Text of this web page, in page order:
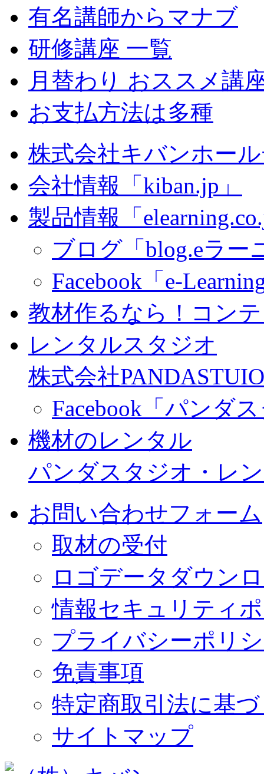
有名講師からマナブ
研修講座 一覧
月替わり おススメ講
お支払方法は多種
株式会社キバンホー
会社情報「kiban.jp」
製品情報「
ブログ「blog.eラー
Facebook「e-
教材作るなら！コン
レンタルスタジオ
株式会社
Facebook「パンダ
機材のレンタル
パンダスタジオ・レ
お問い合わせフォーム
取材の受付
ロゴデータダウン
情報セキュリティ
プライバシーポリ
免責事項
特定商取引法に基
サイトマップ